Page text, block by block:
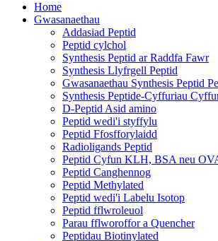
Home
Gwasanaethau
Addasiad Peptid
Peptid cylchol
Synthesis Peptid ar Raddfa Fawr
Synthesis Llyfrgell Peptid
Gwasanaethau Synthesis Peptid
Synthesis Peptide-Cyffuriau
D-Peptid Asid amino
Peptid wedi'i styffylu
Peptid Ffosfforylaidd
Radioligands Peptid
Peptid Cyfun KLH, BSA neu
Peptid Canghennog
Peptid Methylated
Peptid wedi'i Labelu Isotop
Peptid fflwroleuol
Parau fflworoffor a Quencher
Peptidau Biotinylated